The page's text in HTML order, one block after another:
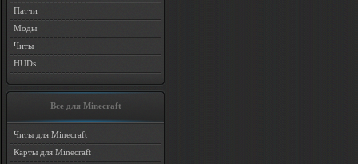
Патчи
Моды
Читы
HUDs
Все для Minecraft
Читы для Minecraft
Карты для Minecraft